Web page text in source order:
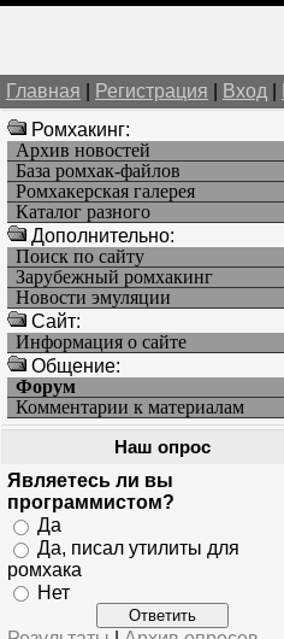
Главная Регистрация Вход
Ромхакинг:
Архив новостей
База ромхак-файлов
Ромхакерская галерея
Каталог разного
Дополнительно:
Поиск по сайту
Зарубежный ромхакинг
Новости эмуляции
Cайт:
Информация о сайте
Общение:
Форум
Комментарии к материалам
Наш опрос
Являетесь ли вы
программистом?
Да
Да, писал утилиты для
ромхака
Нет